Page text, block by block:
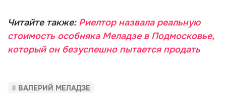
Читайте также:Риелтор назвала реальную
стоимость особняка Меладзе в Подмосковье,
который он безуспешно пытается продать
ВАЛЕРИЙ МЕЛАДЗЕ